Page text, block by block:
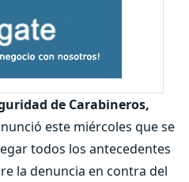
de Carabineros,
este miércoles que se
todos los antecedentes
la denuncia en contra del